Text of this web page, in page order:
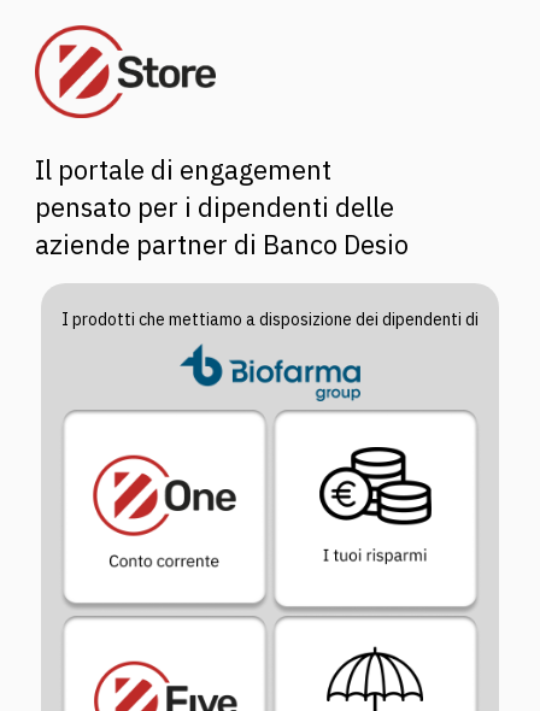
Il portale di engagement
pensato per i dipendenti delle
aziende partner di Banco Desio
I prodotti che mettiamo a disposizione dei dipendenti di